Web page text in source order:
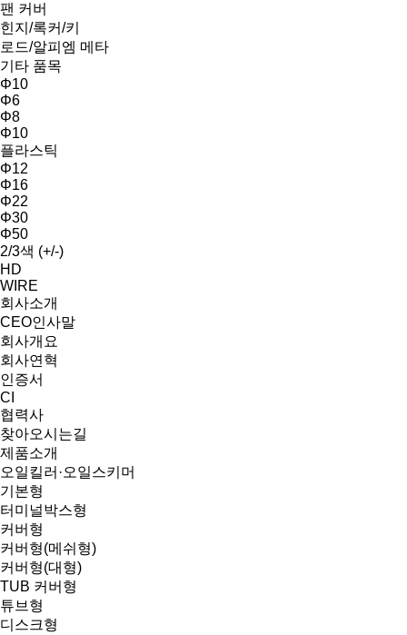
팬 커버
힌지/록커/키
로드/알피엠 메타
기타 품목
Φ10
Φ6
Φ8
Φ10
플라스틱
Φ12
Φ16
Φ22
Φ30
Φ50
2/3색 (+/-)
HD
WIRE
회사소개
CEO인사말
회사개요
회사연혁
인증서
CI
협력사
찾아오시는길
제품소개
오일킬러·오일스키머
기본형
터미널박스형
커버형
커버형(메쉬형)
커버형(대형)
TUB 커버형
튜브형
디스크형